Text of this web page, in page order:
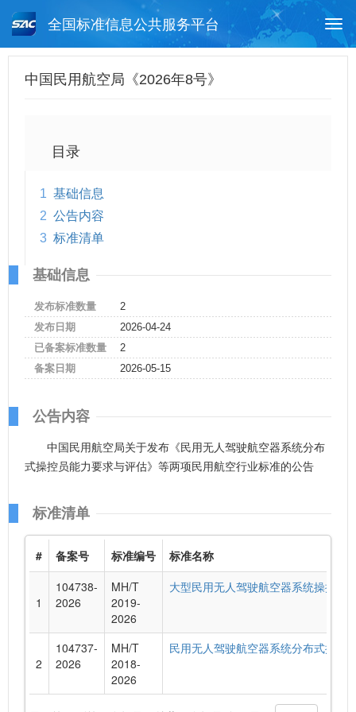
全国标准信息公共服务平台
中国民用航空局《2026年8号》
目录
1 基础信息
2 公告内容
3 标准清单
基础信息
发布标准数量
2
发布日期
2026-04-24
已备案标准数量
2
备案日期
2026-05-15
公告内容
中国民用航空局关于发布《民用无人驾驶航空器系统分布
式操控员能力要求与评估》等两项民用航空行业标准的公告
标准清单
# 备案号 标准编号 标准名称
1
104738-
2026
MH/T
2019-
2026
大型民用无人驾驶航空器系统操控员
2
104737-
2026
MH/T
2018-
2026
民用无人驾驶航空器系统分布式操控